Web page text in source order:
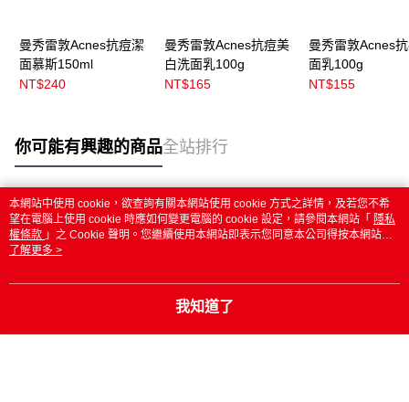
曼秀雷敦Acnes抗痘潔
面慕斯150ml
NT$240
曼秀雷敦Acnes抗痘美
白洗面乳100g
NT$165
曼秀雷敦Acnes
面乳100g
NT$155
你可能有興趣的商品全站排行
熱門標籤
本網站中使用 cookie，欲查詢有關本網站使用 cookie 方式之詳情，及若您不希
望在電腦上使用 cookie 時應如何變更電腦的 cookie 設定，請參閱本網站「 隱私
權條款 」之 Cookie 聲明。您繼續使用本網站即表示您同意本公司得按本網站使
用條款之 Cookie 聲明使用 cookie。
了解更多 >
我知道了